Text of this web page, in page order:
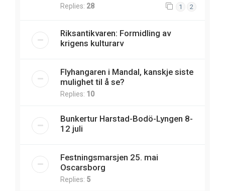
Replies: 28 1 2
Riksantikvaren: Formidling av
krigens kulturarv
Flyhangaren i Mandal, kanskje siste
mulighet til å se?
Replies: 10
Bunkertur Harstad-Bodö-Lyngen 8-
12 juli
Festningsmarsjen 25. mai
Oscarsborg
Replies: 5